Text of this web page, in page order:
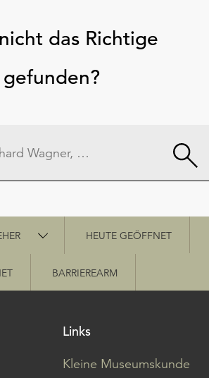
das Richtige
gefunden?
HEUTE GEÖFFNET
BARRIEREARM
Links
Kleine Museumskunde